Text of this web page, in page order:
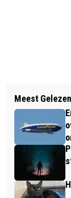
VELPSCH
POORT
Meest Gelezen